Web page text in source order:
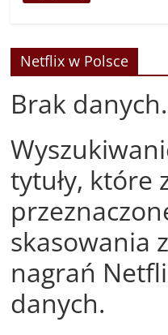
Netflix w Polsce
Brak danych.
tytuły, które
skasowania
nagrań
danych.